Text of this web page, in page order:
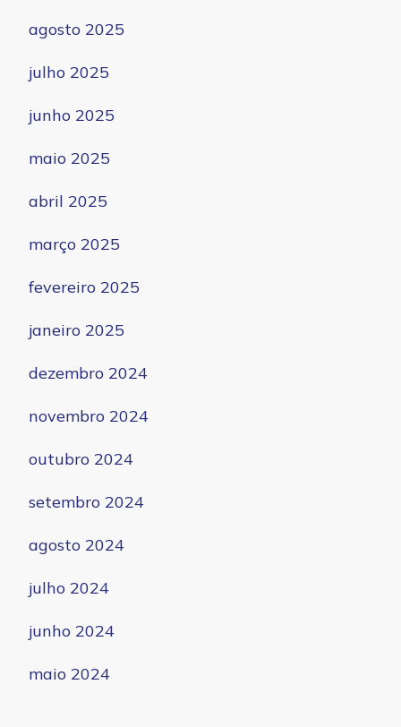
agosto 2025
julho 2025
junho 2025
maio 2025
abril 2025
março 2025
fevereiro 2025
janeiro 2025
dezembro 2024
novembro 2024
outubro 2024
setembro 2024
agosto 2024
julho 2024
junho 2024
maio 2024